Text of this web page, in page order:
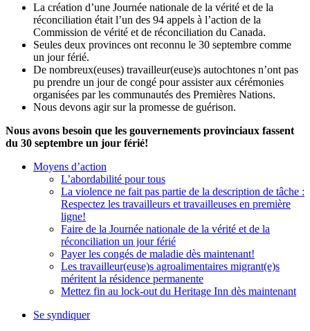
La création d’une Journée nationale de la vérité et de la
réconciliation était l’un des 94 appels à l’action de la
Commission de vérité et de réconciliation du Canada.
Seules deux provinces ont reconnu le 30 septembre comme
un jour férié.
De nombreux(euses) travailleur(euse)s autochtones n’ont pas
pu prendre un jour de congé pour assister aux cérémonies
organisées par les communautés des Premières Nations.
Nous devons agir sur la promesse de guérison.
Nous avons besoin que les gouvernements provinciaux fassent
du 30 septembre un jour férié!
Moyens d’action
L’abordabilité pour tous
La violence ne fait pas partie de la description de tâche :
Respectez les travailleurs et travailleuses en première
ligne!
Faire de la Journée nationale de la vérité et de la
réconciliation un jour férié
Payer les congés de maladie dès maintenant!
Les travailleur(euse)s agroalimentaires migrant(e)s
méritent la résidence permanente
Mettez fin au lock-out du Heritage Inn dès maintenant
Se syndiquer